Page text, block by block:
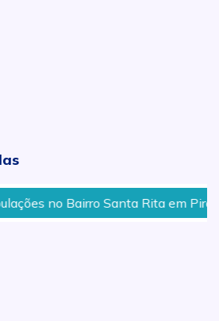
no Bairro Santa Rita em